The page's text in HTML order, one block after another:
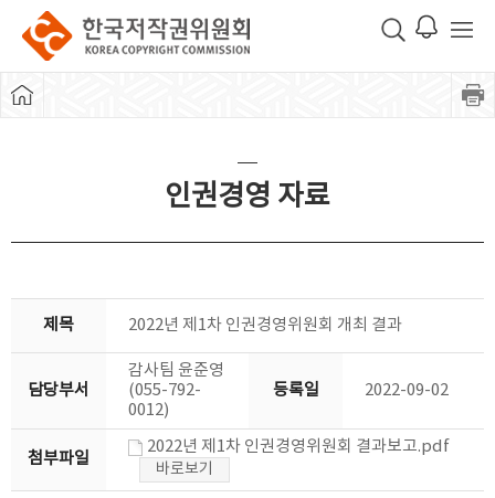
인권경영 자료
제목 2022년 제1차 인권경영위원회 개최 결과
담당부서
감사팀 윤준영
(055-792-
0012)
등록일 2022-09-02
첨부파일
2022년 제1차 인권경영위원회 결과보고.pdf
바로보기